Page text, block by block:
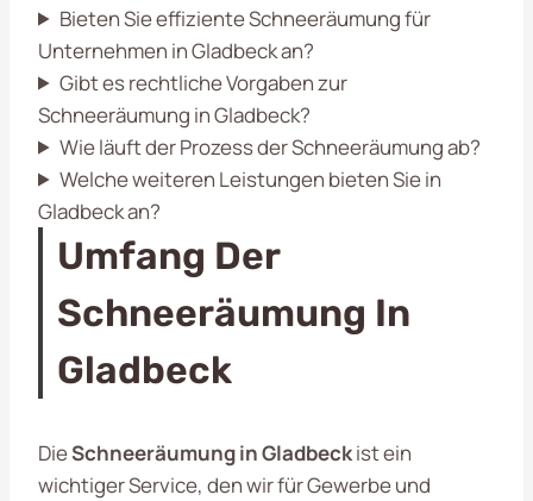
Bieten Sie effiziente Schneeräumung für
Unternehmen in Gladbeck an?
Gibt es rechtliche Vorgaben zur
Schneeräumung in Gladbeck?
Wie läuft der Prozess der Schneeräumung ab?
Welche weiteren Leistungen bieten Sie in
Gladbeck an?
Umfang Der
Schneeräumung In
Gladbeck
DieSchneeräumung in Gladbeckist ein
wichtiger Service, den wir für Gewerbe und